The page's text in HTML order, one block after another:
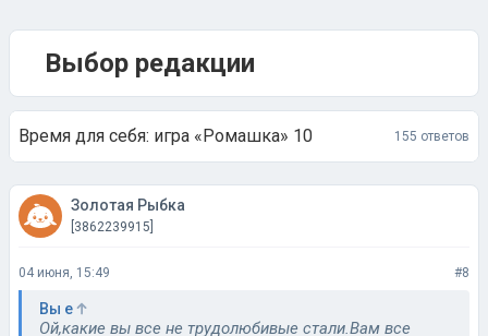
Выбор редакции
Время для себя: игра «Ромашка» 10 155 ответов
Золотая Рыбка
[3862239915]
04 июня, 15:49 #8
Вы е
Ой,какие вы все не трудолюбивые стали.Вам все